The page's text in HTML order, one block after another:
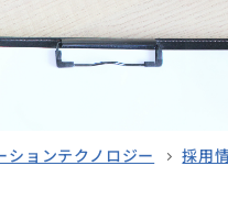
ョンテクノロジー 採用